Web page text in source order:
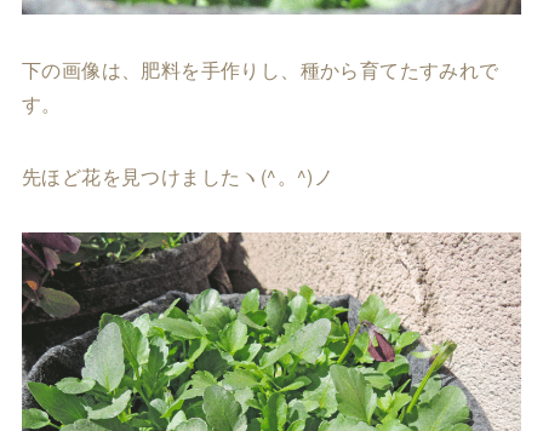
下の画像は、肥料を手作りし、種から育てたすみれで
す。
先ほど花を見つけましたヽ(^。^)ノ